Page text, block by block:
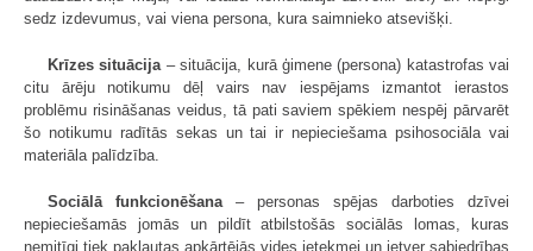
sedz izdevumus, vai viena persona, kura saimnieko atsevišķi.
Krīzes situācija – situācija, kurā ģimene (persona) katastrofas vai
citu ārēju notikumu dēļ vairs nav iespējams izmantot ierastos
problēmu risināšanas veidus, tā pati saviem spēkiem nespēj pārvarēt
šo notikumu radītās sekas un tai ir nepieciešama psihosociāla vai
materiāla palīdzība.
Sociālā funkcionēšana – personas spējas darboties dzīvei
nepieciešamās jomās un pildīt atbilstošās sociālās lomas, kuras
nemitīgi tiek pakļautas apkārtējās vides ietekmei un ietver sabiedrības